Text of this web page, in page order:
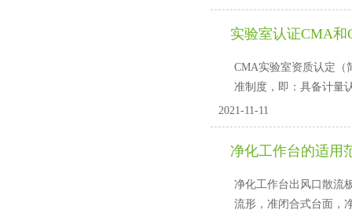
实验室认证CMA和
CMA实验室资质认定（
准制度，即：具备计
2021-11-11
净化工作台的适用
净化工作台出风口散流板
流形，准闭合式台面